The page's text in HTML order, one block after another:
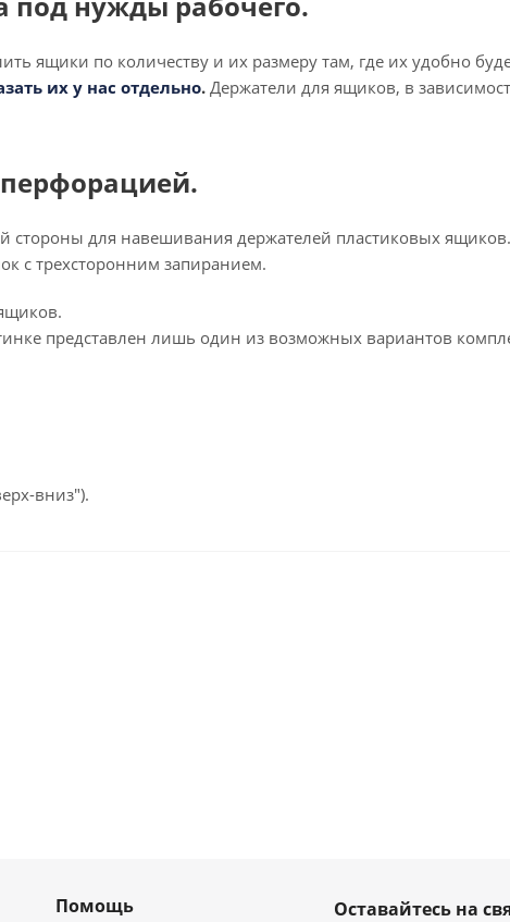
ящики по количеству и их размеру там, где их удобно
их у нас отдельно. Держатели для ящиков, в
для навешивания держателей пластиковых
с трехсторонним запиранием.
представлен лишь один из возможных вариантов
вниз").
Помощь Оставайтесь на